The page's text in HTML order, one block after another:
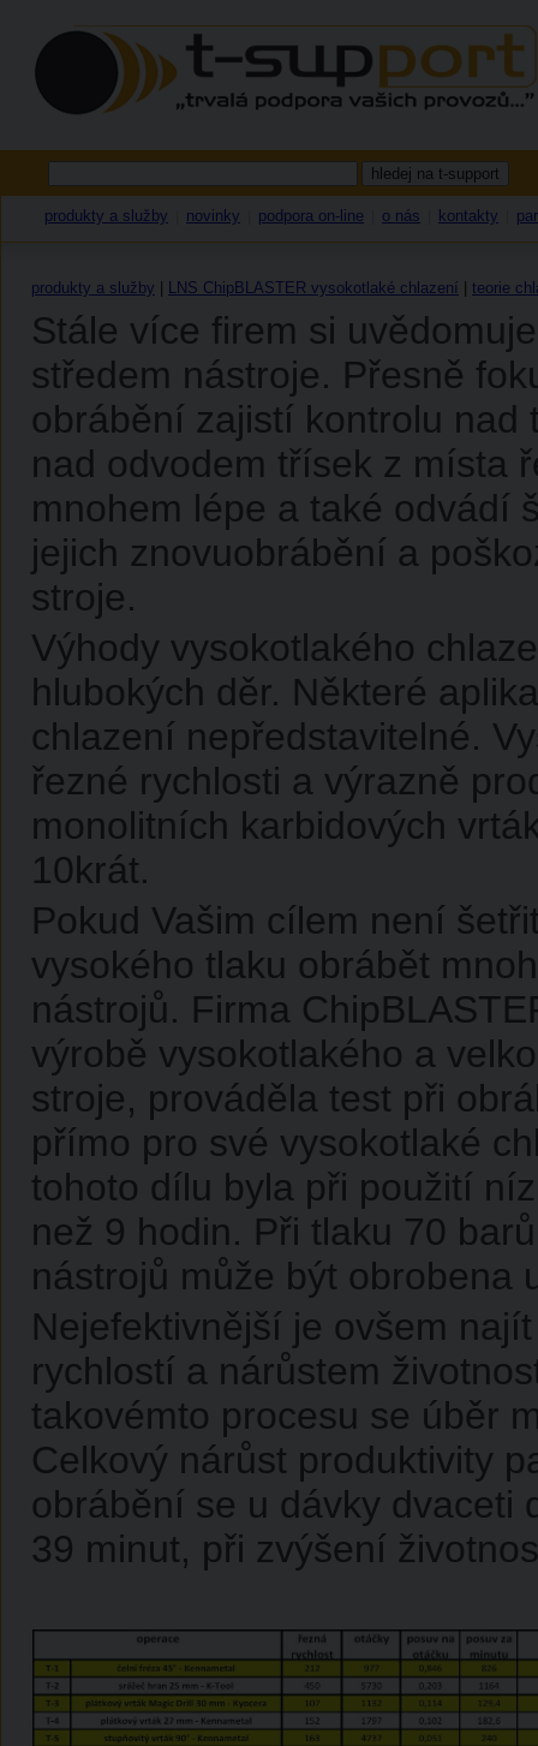
produkty a služby novinky podpora on-line o nás kontakty
produkty a služby LNS ChipBLASTER vysokotlaké chlazení teorie
Stále více firem si
středem nástroje. Přesně
obrábění zajistí kontrolu
nad odvodem třísek z místa
mnohem lépe a také odvádí
jejich znovuobrábění a
stroje.
Výhody vysokotlakého
hlubokých děr. Některé
chlazení nepředstavitelné.
řezné rychlosti a výrazně
monolitních karbidových
10krát.
Pokud Vašim cílem není
vysokého tlaku obrábět
nástrojů. Firma
výrobě vysokotlakého a
stroje, prováděla test při
přímo pro své vysokotlaké
tohoto dílu byla při použití
než 9 hodin. Při tlaku 70
nástrojů může být obrobena
Nejefektivnější je ovšem
rychlostí a nárůstem
takovémto procesu se úběr
Celkový nárůst produktivity
obrábění se u dávky dvaceti
39 minut, při zvýšení